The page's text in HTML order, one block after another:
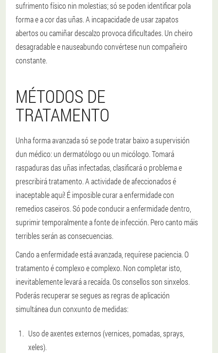
sufrimento físico nin molestias; só se poden identificar pola
forma e a cor das uñas. A incapacidade de usar zapatos
abertos ou camiñar descalzo provoca dificultades. Un cheiro
desagradable e nauseabundo convértese nun compañeiro
constante.
MÉTODOS DE
TRATAMENTO
Unha forma avanzada só se pode tratar baixo a supervisión
dun médico: un dermatólogo ou un micólogo. Tomará
raspaduras das uñas infectadas, clasificará o problema e
prescribirá tratamento. A actividade de afeccionados é
inaceptable aquí! É imposible curar a enfermidade con
remedios caseiros. Só pode conducir a enfermidade dentro,
suprimir temporalmente a fonte de infección. Pero canto máis
terribles serán as consecuencias.
Cando a enfermidade está avanzada, requírese paciencia. O
tratamento é complexo e complexo. Non completar isto,
inevitablemente levará a recaída. Os consellos son sinxelos.
Poderás recuperar se segues as regras de aplicación
simultánea dun conxunto de medidas:
Uso de axentes externos (vernices, pomadas, sprays,
xeles).